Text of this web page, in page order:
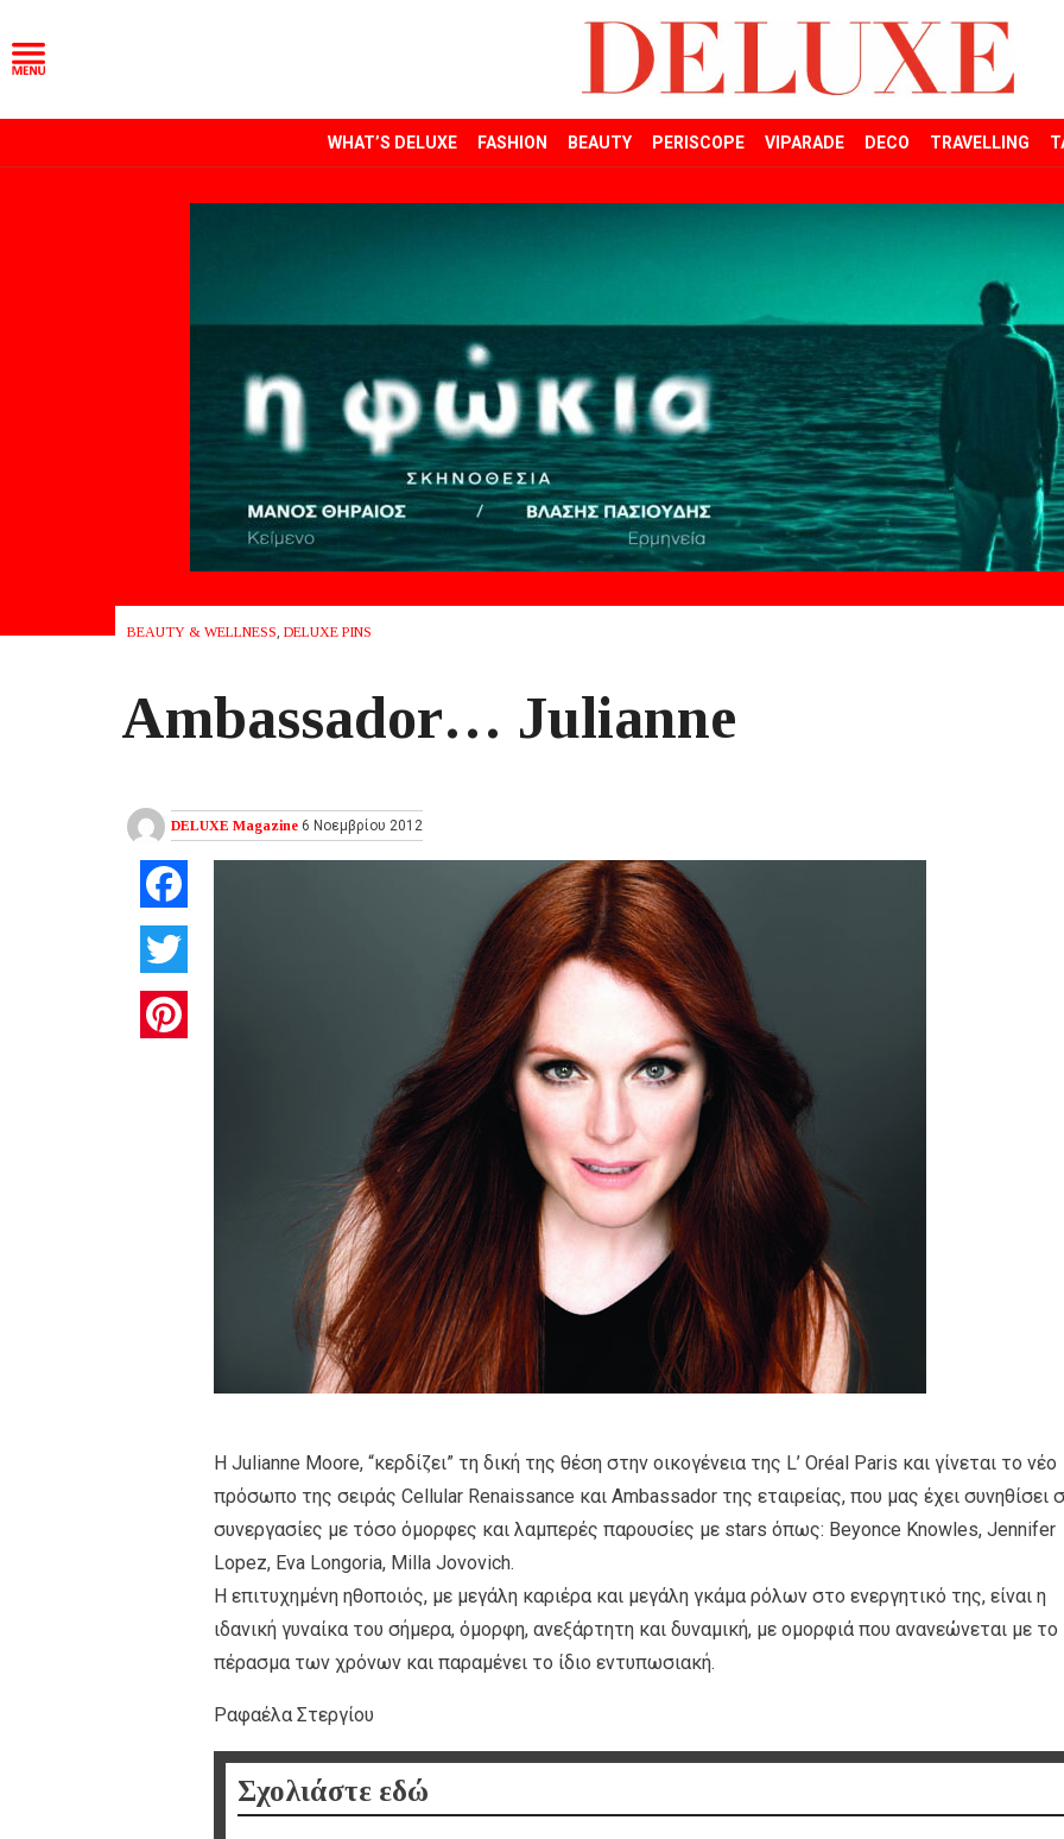
WHAT’S DELUXE FASHION BEAUTY PERISCOPE VIPARADE DECO TRAVELLING
BEAUTY & WELLNESS, DELUXE PINS
Ambassador… Julianne
DELUXE Magazine 6 Νοεμβρίου 2012
Η Julianne Moore, “κερδίζει” τη δική της θέση στην οικογένεια της L’ Oréal Paris και γίνεται το νέο
πρόσωπο της σειράς Cellular Renaissance και Ambassador της εταιρείας, που μας έχει συνηθίσει
συνεργασίες με τόσο όμορφες και λαμπερές παρουσίες με stars όπως: Beyonce Knowles, Jennifer
Lopez, Eva Longoria, Milla Jovovich.
Η επιτυχημένη ηθοποιός, με μεγάλη καριέρα και μεγάλη γκάμα ρόλων στο ενεργητικό της, είναι η
ιδανική γυναίκα του σήμερα, όμορφη, ανεξάρτητη και δυναμική, με ομορφιά που ανανεώνεται με το
πέρασμα των χρόνων και παραμένει το ίδιο εντυπωσιακή.
Ραφαέλα Στεργίου
Σχολιάστε εδώ